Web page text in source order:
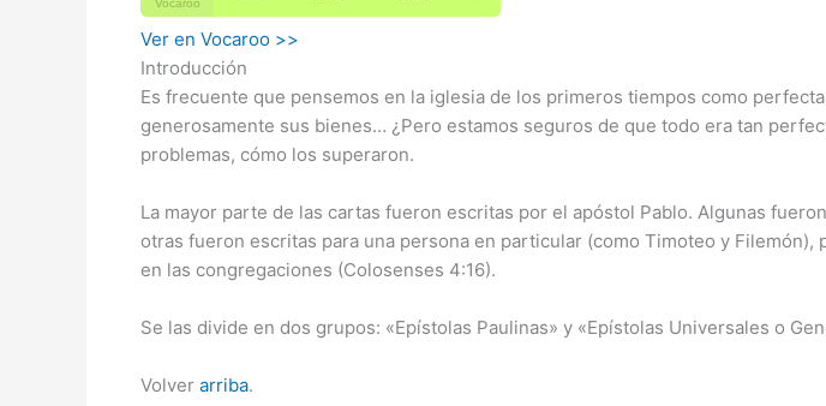
Ver en Vocaroo >>
Introducción
Es frecuente que pensemos en la iglesia de los primeros tiempos como
generosamente sus bienes… ¿Pero estamos seguros de que todo era tan
problemas, cómo los superaron.
La mayor parte de las cartas fueron escritas por el apóstol Pablo. Algunas
otras fueron escritas para una persona en particular (como Timoteo y
en las congregaciones (Colosenses 4:16).
Se las divide en dos grupos: «Epístolas Paulinas» y «Epístolas Universales o
Volver arriba.